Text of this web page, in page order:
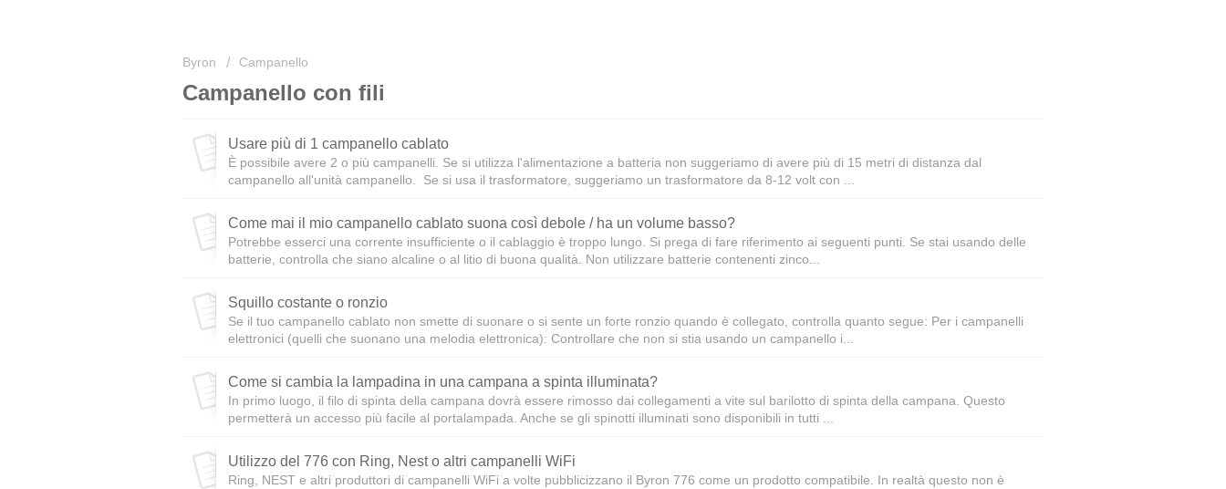
Byron Campanello
Campanello con fili
Usare più di 1 campanello cablato
È possibile avere 2 o più campanelli. Se si utilizza l'alimentazione a batteria non suggeriamo di avere più di 15 metri di distanza dal
campanello all'unità campanello. Se si usa il trasformatore, suggeriamo un trasformatore da 8-12 volt con ...
Come mai il mio campanello cablato suona così debole / ha un volume basso?
Potrebbe esserci una corrente insufficiente o il cablaggio è troppo lungo. Si prega di fare riferimento ai seguenti punti. Se stai usando delle
batterie, controlla che siano alcaline o al litio di buona qualità. Non utilizzare batterie contenenti zinco...
Squillo costante o ronzio
Se il tuo campanello cablato non smette di suonare o si sente un forte ronzio quando è collegato, controlla quanto segue: Per i campanelli
elettronici (quelli che suonano una melodia elettronica): Controllare che non si stia usando un campanello i...
Come si cambia la lampadina in una campana a spinta illuminata?
In primo luogo, il filo di spinta della campana dovrà essere rimosso dai collegamenti a vite sul barilotto di spinta della campana. Questo
permetterà un accesso più facile al portalampada. Anche se gli spinotti illuminati sono disponibili in tutti ...
Utilizzo del 776 con Ring, Nest o altri campanelli WiFi
Ring, NEST e altri produttori di campanelli WiFi a volte pubblicizzano il Byron 776 come un prodotto compatibile. In realtà questo non è